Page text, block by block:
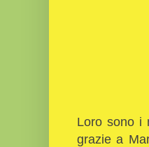
Loro sono i
grazie a